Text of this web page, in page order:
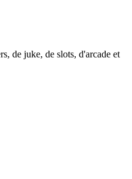
de juke, de slots, d'arcade et